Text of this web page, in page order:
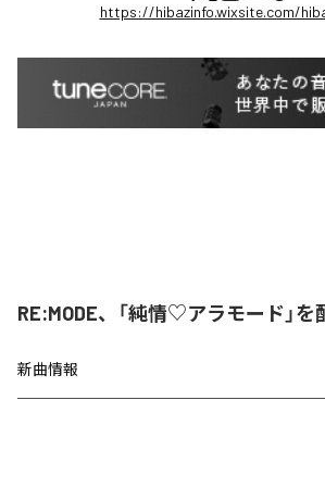
https://hibazinfo.wixsite.com/
RE:MODE、「純情♡アラモード」を
新曲情報